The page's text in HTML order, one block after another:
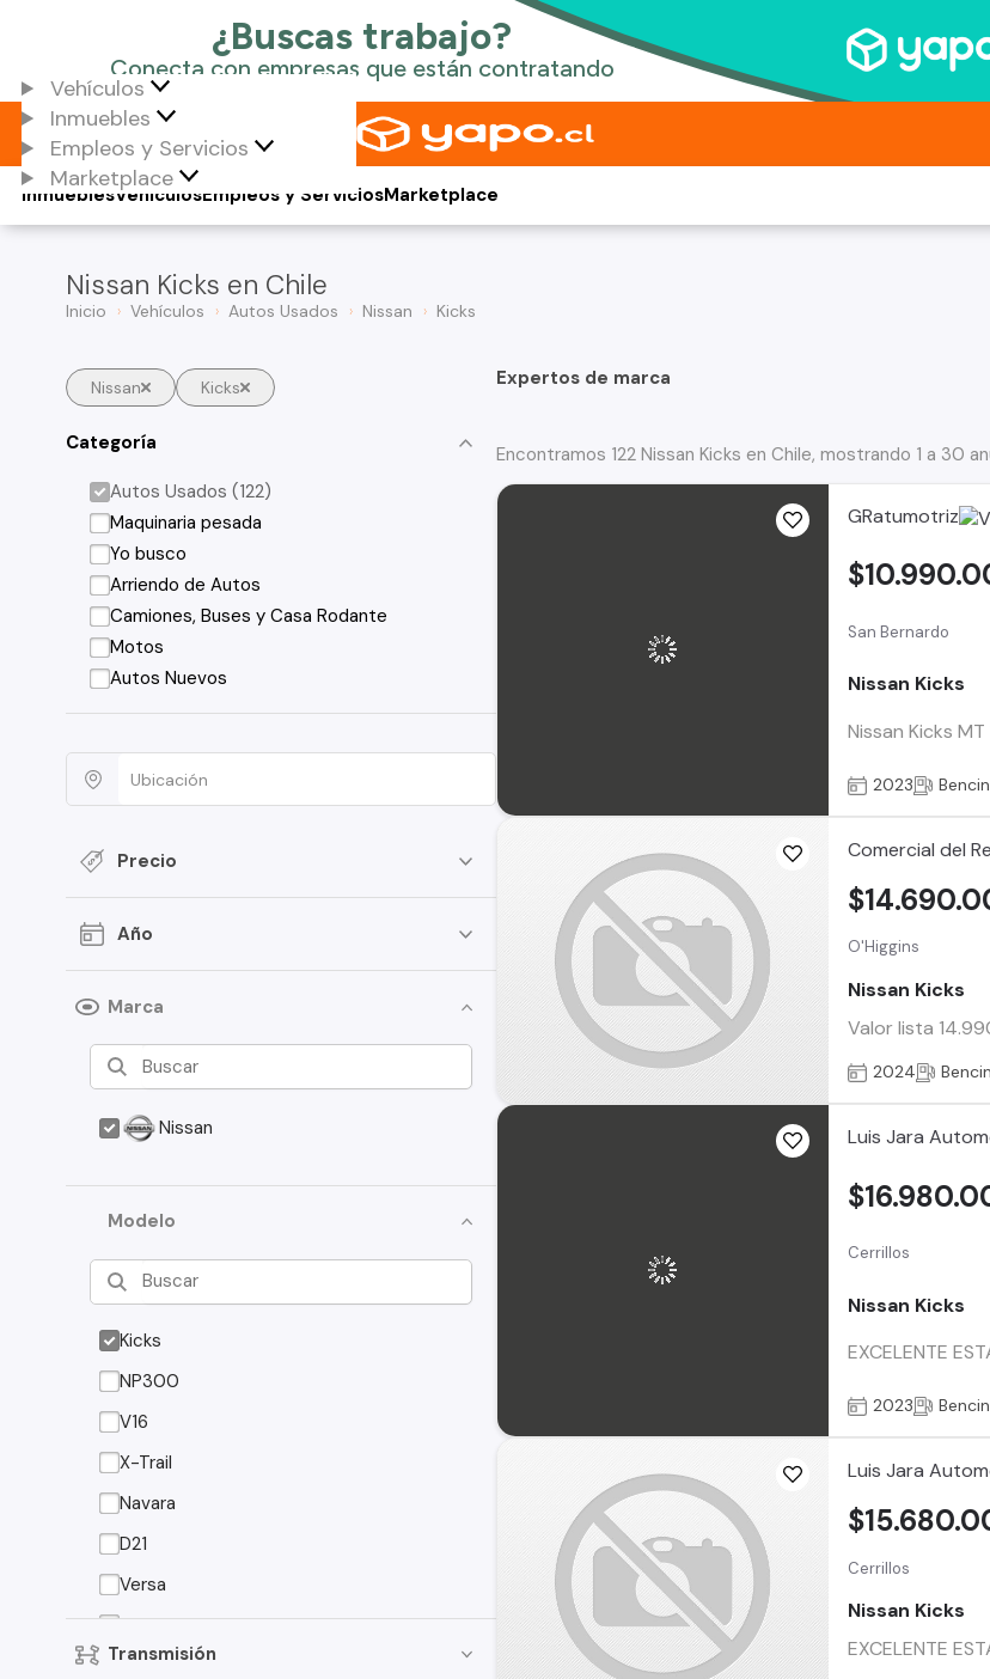
Vehículos
Inmuebles
Empleos y Servicios
Marketplace
Vehículos
Inmuebles Empleos y ServiciosMarketplace
Nissan Kicks en Chile
Inicio Vehículos Autos Usados Nissan Kicks
Nissan Kicks
Categoría
Autos Usados (122)
Maquinaria pesada
Yo busco
Arriendo de Autos
Camiones, Buses y Casa Rodante
Motos
Autos Nuevos
Precio
Año
Marca
Nissan
Modelo
Kicks
NP300
V16
X-Trail
Navara
D21
Versa
Qashqai
Terrano
Transmisión
Expertos de marca
Encontramos 122 Nissan Kicks en Chile, mostrando 1 a 30
GRatumotriz
San Bernardo
Nissan Kicks
Nissan Kicks
2023
Comercial del
O'Higgins
Nissan Kicks
Valor lista
2024
Luis Jara
Cerrillos
Nissan Kicks
EXCELENTE
2023
Luis Jara
Cerrillos
Nissan Kicks
EXCELENTE